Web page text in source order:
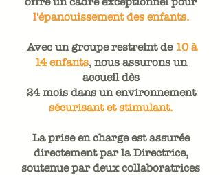
l'épanouissement des enfants.
Avec un groupe restreint de 10 à
14 enfants, nous assurons un
accueil dès
24 mois dans un environnement
sécurisant et stimulant.
La prise en charge est assurée
directement par la Directrice,
soutenue par deux collaboratrices